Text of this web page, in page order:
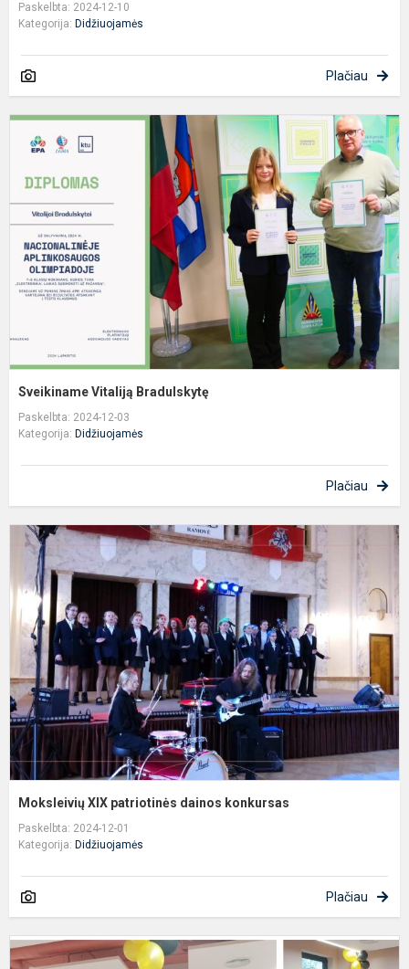
Paskelbta: 2024-12-10
Kategorija: Didžiuojamės
Plačiau
Sveikiname Vitaliją Bradulskytę
Paskelbta: 2024-12-03
Kategorija: Didžiuojamės
Plačiau
Moksleivių XIX patriotinės dainos konkursas
Paskelbta: 2024-12-01
Kategorija: Didžiuojamės
Plačiau